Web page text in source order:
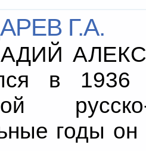
Г.А.
в 1936
годы он